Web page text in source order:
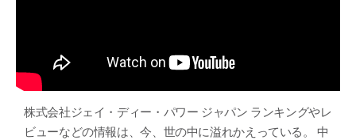
株式会社ジェイ・ディー・パワー ジャパン ランキングやレ
ビューなどの情報は、今、世の中に溢れかえっている。 中